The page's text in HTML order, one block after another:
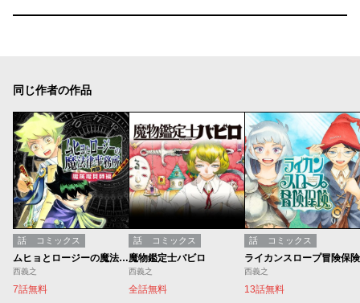
同じ作者の作品
話 コミックス
ムヒョとロージーの魔法律相談事務所[魔属魔具師編]
西義之
7話無料
話 コミックス
魔物鑑定士バビロ
西義之
全話無料
話 コミックス
ライカンスロープ冒険保険
西義之
13話無料